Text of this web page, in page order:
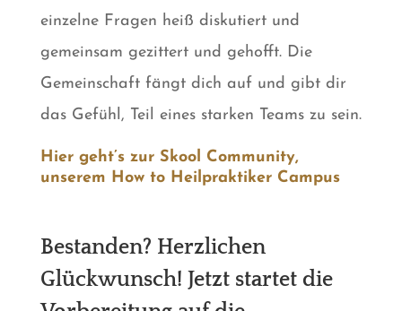
einzelne Fragen heiß diskutiert und
gemeinsam gezittert und gehofft. Die
Gemeinschaft fängt dich auf und gibt dir
das Gefühl, Teil eines starken Teams zu sein.
Hier geht’s zur Skool Community,
unserem How to Heilpraktiker Campus
Bestanden? Herzlichen
Glückwunsch! Jetzt startet die